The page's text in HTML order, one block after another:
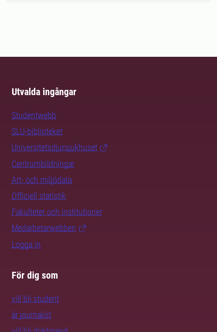
Utvalda ingångar
Studentwebb
SLU-biblioteket
Universitetsdjursjukhuset
Centrumbildningar
Art- och miljödata
Officiell statistik
Fakulteter och institutioner
Medarbetarwebben
Logga in
För dig som
vill bli student
är journalist